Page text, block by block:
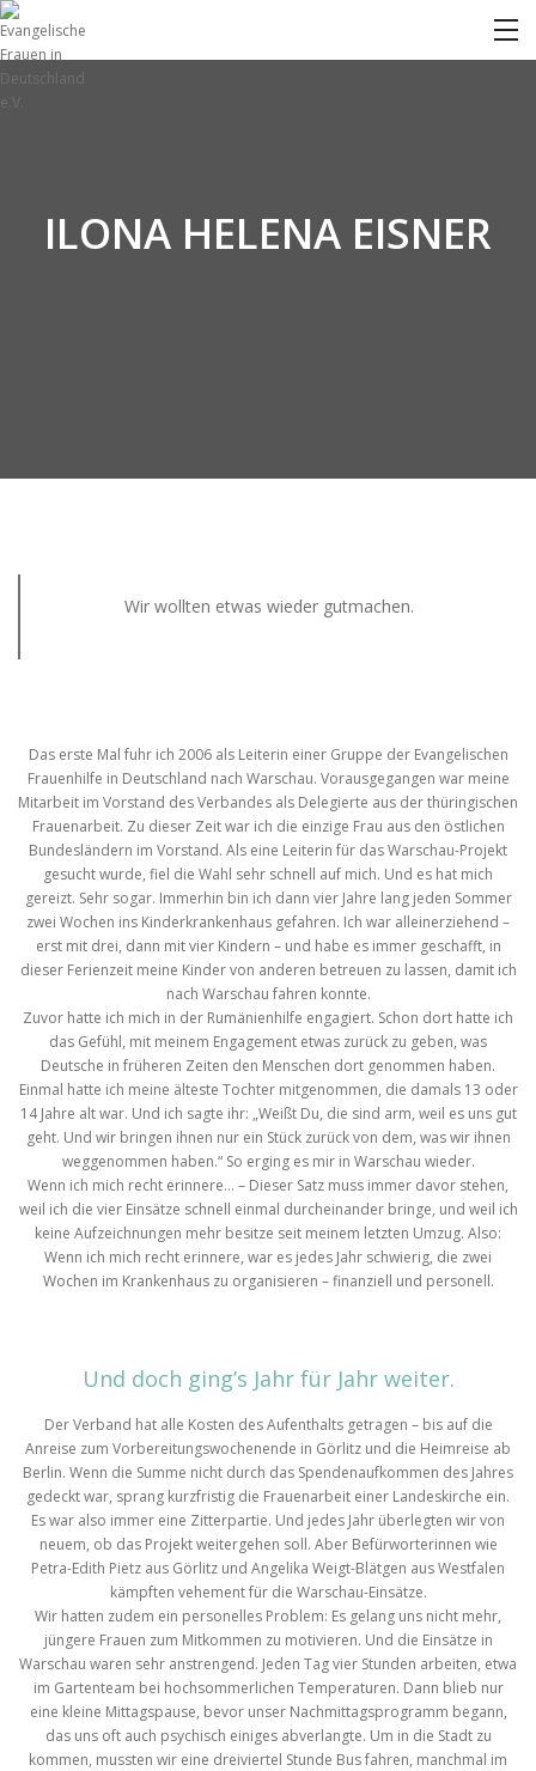
ILONA HELENA EISNER
Wir wollten etwas wieder gutmachen.
Das erste Mal fuhr ich 2006 als Leiterin einer Gruppe der Evangelischen
Frauenhilfe in Deutschland nach Warschau. Vorausgegangen war meine
Mitarbeit im Vorstand des Verbandes als Delegierte aus der thüringischen
Frauenarbeit. Zu dieser Zeit war ich die einzige Frau aus den östlichen
Bundesländern im Vorstand. Als eine Leiterin für das Warschau-Projekt
gesucht wurde, fiel die Wahl sehr schnell auf mich. Und es hat mich
gereizt. Sehr sogar. Immerhin bin ich dann vier Jahre lang jeden Sommer
zwei Wochen ins Kinderkrankenhaus gefahren. Ich war alleinerziehend –
erst mit drei, dann mit vier Kindern – und habe es immer geschafft, in
dieser Ferienzeit meine Kinder von anderen betreuen zu lassen, damit ich
nach Warschau fahren konnte.
Zuvor hatte ich mich in der Rumänienhilfe engagiert. Schon dort hatte ich
das Gefühl, mit meinem Engagement etwas zurück zu geben, was
Deutsche in früheren Zeiten den Menschen dort genommen haben.
Einmal hatte ich meine älteste Tochter mitgenommen, die damals 13 oder
14 Jahre alt war. Und ich sagte ihr: „Weißt Du, die sind arm, weil es uns gut
geht. Und wir bringen ihnen nur ein Stück zurück von dem, was wir ihnen
weggenommen haben.“ So erging es mir in Warschau wieder.
Wenn ich mich recht erinnere… – Dieser Satz muss immer davor stehen,
weil ich die vier Einsätze schnell einmal durcheinander bringe, und weil ich
keine Aufzeichnungen mehr besitze seit meinem letzten Umzug. Also:
Wenn ich mich recht erinnere, war es jedes Jahr schwierig, die zwei
Wochen im Krankenhaus zu organisieren – finanziell und personell.
Und doch ging’s Jahr für Jahr weiter.
Der Verband hat alle Kosten des Aufenthalts getragen – bis auf die
Anreise zum Vorbereitungswochenende in Görlitz und die Heimreise ab
Berlin. Wenn die Summe nicht durch das Spendenaufkommen des Jahres
gedeckt war, sprang kurzfristig die Frauenarbeit einer Landeskirche ein.
Es war also immer eine Zitterpartie. Und jedes Jahr überlegten wir von
neuem, ob das Projekt weitergehen soll. Aber Befürworterinnen wie
Petra-Edith Pietz aus Görlitz und Angelika Weigt-Blätgen aus Westfalen
kämpften vehement für die Warschau-Einsätze.
Wir hatten zudem ein personelles Problem: Es gelang uns nicht mehr,
jüngere Frauen zum Mitkommen zu motivieren. Und die Einsätze in
Warschau waren sehr anstrengend. Jeden Tag vier Stunden arbeiten, etwa
im Gartenteam bei hochsommerlichen Temperaturen. Dann blieb nur
eine kleine Mittagspause, bevor unser Nachmittagsprogramm begann,
das uns oft auch psychisch einiges abverlangte. Um in die Stadt zu
kommen, mussten wir eine dreiviertel Stunde Bus fahren, manchmal im